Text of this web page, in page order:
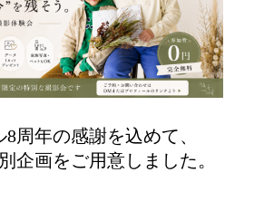
周年の感謝を込めて、
企画をご用意しました。